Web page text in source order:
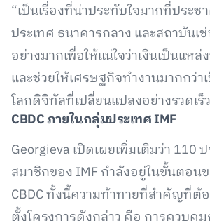
“เป็นเรื่องที่น่าประทับใจมากที่ประช
ประเทศ ธนาคารกลาง และสถาบันเช่
อย่างมากเพื่อให้แน่ใจว่าเงินเป็นแห
และช่วยให้เศรษฐกิจทำงานมากกว่า
โลกดิจิทัลที่เปลี่ยนแปลงอย่างรวดเร็
CBDCภายในกลุ่มประเทศIMF
Georgieva เปิดเผยเพิ่มเติมว่า 110
สมาชิกของ IMF กำลังอยู่ในขั้นตอน
CBDC ทั้งนี้ความท้าทายที่สำคัญที่ต้